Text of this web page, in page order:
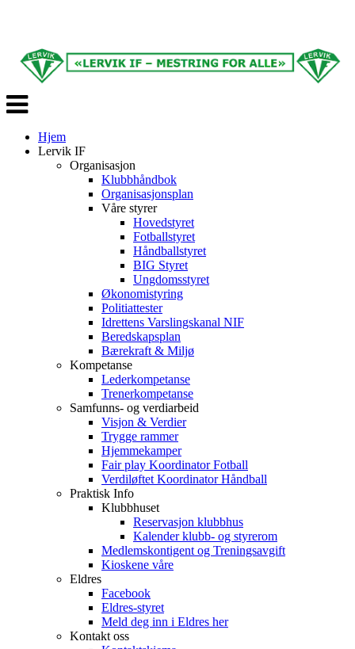
Veksle
navigasjon
Hjem
Lervik IF
Organisasjon
Klubbhåndbok
Organisasjonsplan
Våre styrer
Hovedstyret
Fotballstyret
Håndballstyret
BIG Styret
Ungdomsstyret
Økonomistyring
Politiattester
Idrettens Varslingskanal NIF
Beredskapsplan
Bærekraft & Miljø
Kompetanse
Lederkompetanse
Trenerkompetanse
Samfunns- og verdiarbeid
Visjon & Verdier
Trygge rammer
Hjemmekamper
Fair play Koordinator Fotball
Verdiløftet Koordinator Håndball
Praktisk Info
Klubbhuset
Reservasjon klubbhus
Kalender klubb- og styrerom
Medlemskontigent og Treningsavgift
Kioskene våre
Eldres
Facebook
Eldres-styret
Meld deg inn i Eldres her
Kontakt oss